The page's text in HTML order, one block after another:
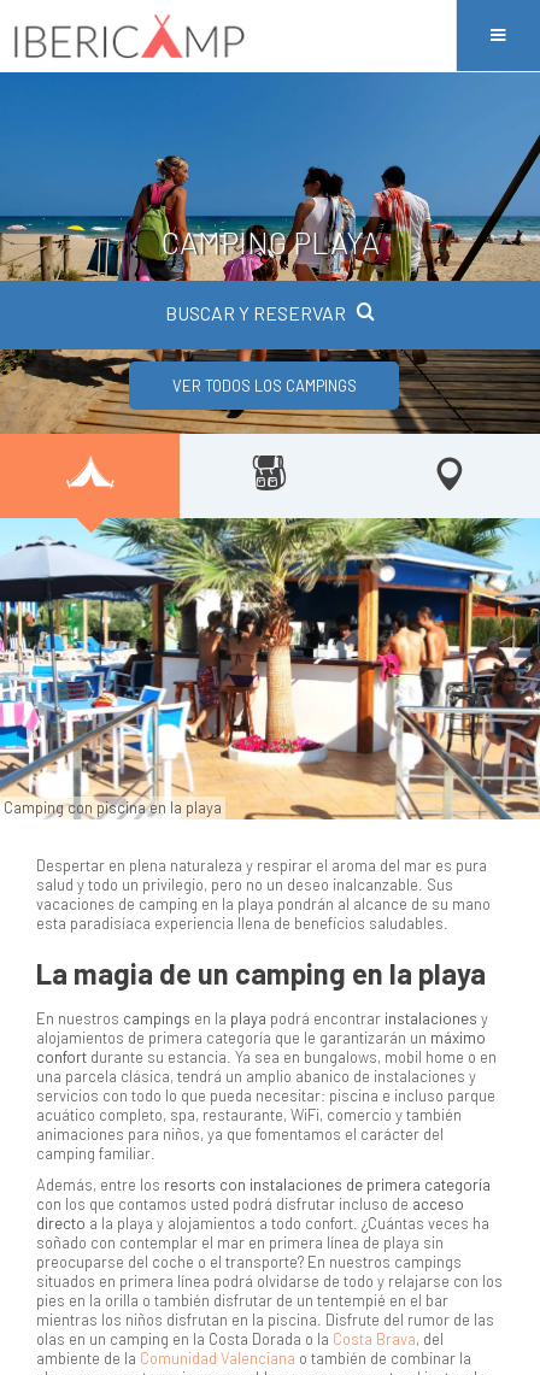
CAMPING PLAYA
BUSCAR Y RESERVAR
VER TODOS LOS CAMPINGS
Camping con piscina en la playa
Despertar en plena naturaleza y respirar el aroma del mar es pura
salud y todo un privilegio, pero no un deseo inalcanzable. Sus
vacaciones de camping en la playa pondrán al alcance de su mano
esta paradisíaca experiencia llena de beneficios saludables.
La magia de un camping en la playa
En nuestros campings en la playa podrá encontrar instalaciones y
alojamientos de primera categoría que le garantizarán un máximo
confort durante su estancia. Ya sea en bungalows, mobil home o en
una parcela clásica, tendrá un amplio abanico de instalaciones y
servicios con todo lo que pueda necesitar: piscina e incluso parque
acuático completo, spa, restaurante, WiFi, comercio y también
animaciones para niños, ya que fomentamos el carácter del
camping familiar.
Además, entre los resorts con instalaciones de primera categoría
con los que contamos usted podrá disfrutar incluso de acceso
directo a la playa y alojamientos a todo confort. ¿Cuántas veces ha
soñado con contemplar el mar en primera línea de playa sin
preocuparse del coche o el transporte? En nuestros campings
situados en primera línea podrá olvidarse de todo y relajarse con los
pies en la orilla o también disfrutar de un tentempié en el bar
mientras los niños disfrutan en la piscina. Disfrute del rumor de las
olas en un camping en la Costa Dorada o la Costa Brava, del
ambiente de la Comunidad Valenciana o también de combinar la